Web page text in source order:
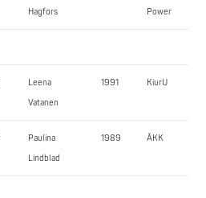
Hagfors Power
Leena
Vatanen
1991 KiurU
Paulina
Lindblad
1989 ÅKK